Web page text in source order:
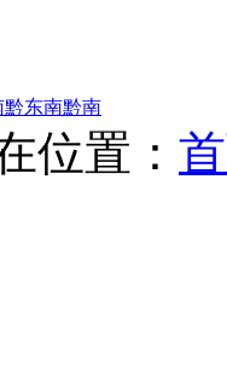
黔东南黔南
位置：